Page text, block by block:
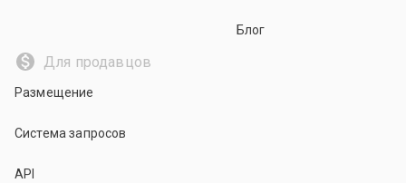
Блог
Для продавцов
Размещение
Система запросов
API